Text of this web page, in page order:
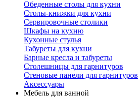
Обеденные столы для кухни
Столы-книжки для кухни
Сервировочные столики
Шкафы на кухню
Кухонные стулья
Табуреты для кухни
Барные кресла и табуреты
Столешницы для гарнитуров
Стеновые панели для гарнитуров
Аксессуары
Мебель для ванной